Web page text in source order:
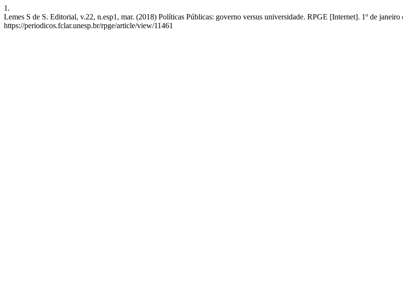
1.
Lemes S de S. Editorial, v.22, n.esp1, mar. (2018) Políticas Públicas: governo versus universidade. RPGE [Internet]. 1º de
https://periodicos.fclar.unesp.br/rpge/article/view/11461